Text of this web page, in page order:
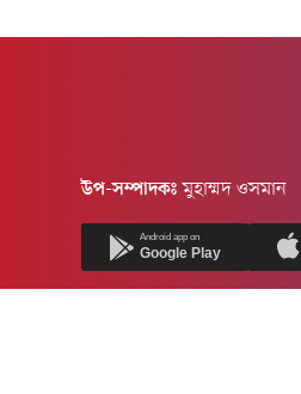
উপ-সম্পাদকঃমুহাম্মদ ওসমান
Android app on
Google Play